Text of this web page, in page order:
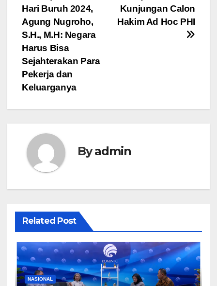
Kunjungan Calon
Hakim Ad Hoc PHI
Hari Buruh 2024,
Agung Nugroho,
S.H., M.H: Negara
Harus Bisa
Sejahterakan Para
Pekerja dan
Keluarganya
Byadmin
Related Post
NASIONAL